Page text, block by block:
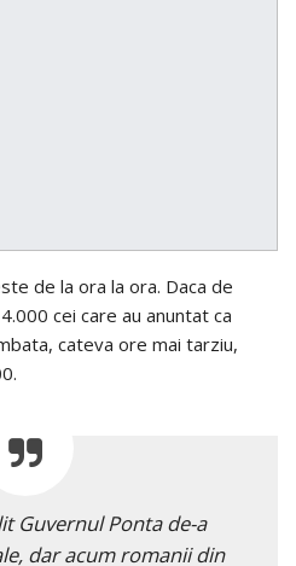
de la ora la ora. Daca de
cei care au anuntat ca
cateva ore mai tarziu,
Guvernul Ponta de-a
dar acum romanii din